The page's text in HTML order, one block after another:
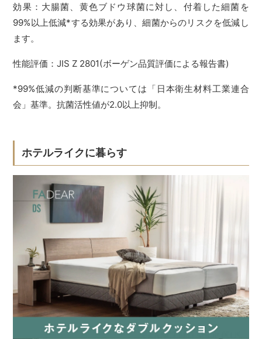
効果：大腸菌、黄色ブドウ球菌に対し、付着した細菌を
99%以上低減*する効果があり、細菌からのリスクを低減し
ます。
性能評価：JIS Z 2801(ボーゲン品質評価による報告書)
*99%低減の判断基準については「日本衛生材料工業連合
会」基準。抗菌活性値が2.0以上抑制。
ホテルライクに暮らす